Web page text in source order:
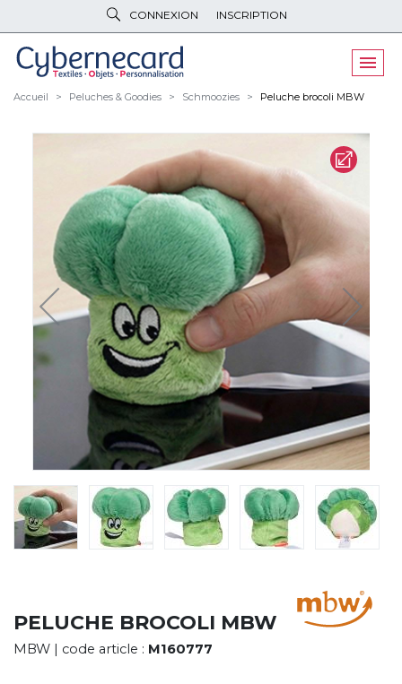
CONNEXION INSCRIPTION
VÊTEMENTSDE TRAVAIL
VÊTEMENTS D'IMAGE
& HIGH-TECH
PELUCHES& GOODIES
LINGE DE MAISON
NOUVEAUTÉS
ÉCORESPONSABLE
PROMOS
CYBERNECARD
LA SOCIÉTÉ
ROADSHOWS, FORUM DES EXPERTS
CATALOGUES & TARIFS
MARQUES & CERTIFICATS
TECHNIQUES MARQUAGE
Accueil Peluches & Goodies Schmoozies Peluche brocoli MBW
PELUCHE BROCOLI MBW
MBW | code article : M160777